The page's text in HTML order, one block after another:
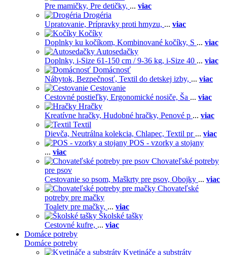
Pre mamičky, Pre detičky, ... viac
Drogéria
Upratovanie, Prípravky proti hmyzu, ... viac
Kočíky
Doplnky ku kočíkom, Kombinované kočíky, S ... viac
Autosedačky
Doplnky, i-Size 61-150 cm / 9-36 kg, i-Size 40 ... viac
Domácnosť
Nábytok, Bezpečnosť, Textil do detskej izby, ... viac
Cestovanie
Cestovné postieľky, Ergonomické nosiče, Ša ... viac
Hračky
Kreatívne hračky, Hudobné hračky, Penové p ... viac
Textil
Dievča, Neutrálna kolekcia, Chlapec, Textil pr ... viac
POS - vzorky a stojany
... viac
Chovateľské potreby
pre psov
Cestovanie so psom, Maškrty pre psov, Obojky ... viac
Chovateľské
potreby pre mačky
Toalety pre mačky, ... viac
Školské tašky
Cestovné kufre, ... viac
Domáce potreby
Domáce potreby
Kvetináče a substráty